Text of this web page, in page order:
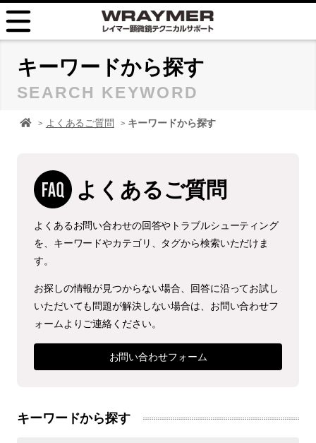
HOME
FAQ
TIPS
取扱説明書
お問い合せ
キーワードから探す
SEARCH KEYWORD
顕微鏡 レイマーHOME
よくあるご質問 キーワードから探す
よくあるご質問
よくあるお問い合わせの回答やトラブルシューティング
を、キーワードやカテゴリ、タグから検索いただけま
す。
お探しの情報が見つからない場合、回答に沿ってお試し
いただいても問題が解決しない場合は、お問い合わせフ
ォームよりご連絡ください。
お問い合わせフォーム
キーワードから探す